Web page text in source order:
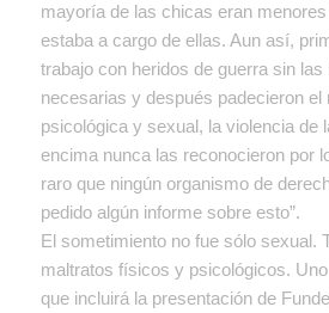
mayoría de las chicas eran
estaba a cargo de ellas. Aun así,
trabajo con heridos de guerra sin las
necesarias y después padecieron el
psicológica y sexual, la violencia de
encima nunca las reconocieron por
raro que ningún organismo de
pedido algún informe sobre esto”.
El sometimiento no fue sólo sexual.
maltratos físicos y psicológicos.
que incluirá la presentación de